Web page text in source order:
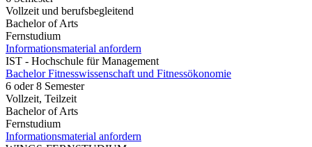
Vollzeit und berufsbegleitend
Bachelor of Arts
Fernstudium
Informationsmaterial anfordern
IST - Hochschule für Management
Bachelor Fitnesswissenschaft und Fitnessökonomie
6 oder 8 Semester
Vollzeit, Teilzeit
Bachelor of Arts
Fernstudium
Informationsmaterial anfordern